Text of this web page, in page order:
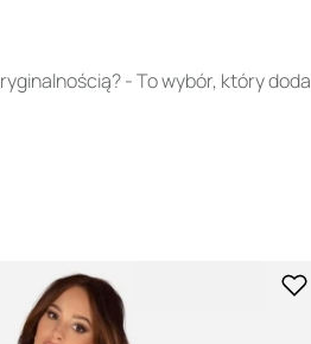
- To wybór, który doda